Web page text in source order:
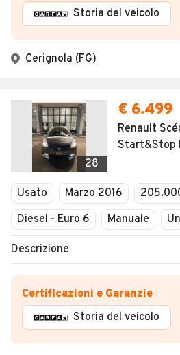
Storia del veicolo
Cerignola (FG)
28
€ 6.499
Renault
Start&Stop
Usato Marzo 2016
Diesel - Euro 6
Manuale
Descrizione
Certificazioni e Garanzie
Storia del veicolo